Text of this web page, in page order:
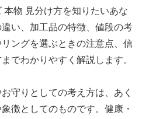
本物 見分け方を知りたいあな
い、加工品の特徴、値段の考
ングを選ぶときの注意点、信
でわかりやすく解説します。
守りとしての考え方は、あく
徴としてのものです。健康・